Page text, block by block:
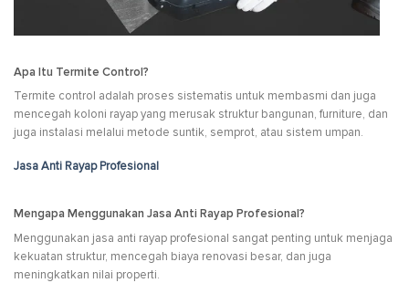
Apa Itu Termite Control?
Termite control adalah proses sistematis untuk membasmi dan juga
mencegah koloni rayap yang merusak struktur bangunan, furniture, dan
juga instalasi melalui metode suntik, semprot, atau sistem umpan.
Jasa Anti Rayap Profesional
Mengapa Menggunakan Jasa Anti Rayap Profesional?
Menggunakan jasa anti rayap profesional sangat penting untuk menjaga
kekuatan struktur, mencegah biaya renovasi besar, dan juga
meningkatkan nilai properti.